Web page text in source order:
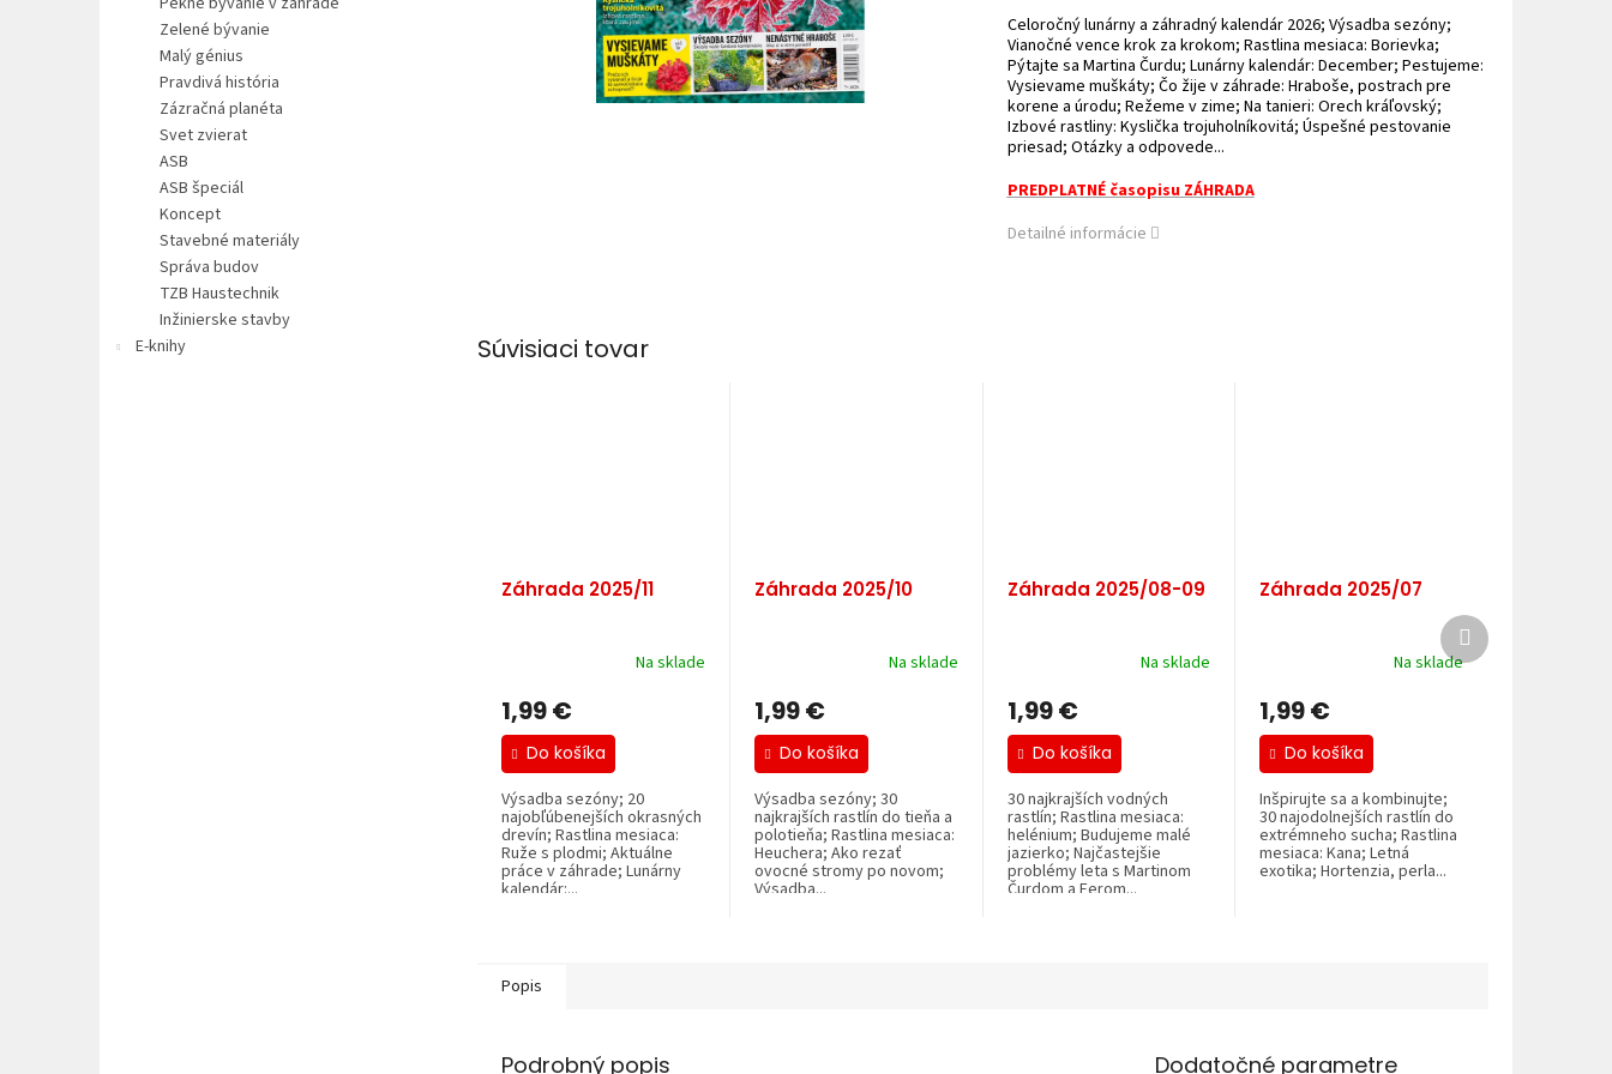
Zelené bývanie
Malý génius
Pravdivá história
Zázračná planéta
Svet zvierat
ASB
ASB špeciál
Koncept
Stavebné materiály
Správa budov
TZB Haustechnik
Inžinierske stavby
E-knihy
Celoročný lunárny a záhradný kalendár 2026; Výsadba sezóny;
Vianočné vence krok za krokom; Rastlina mesiaca: Borievka;
Pýtajte sa Martina Čurdu; Lunárny kalendár: December; Pestujeme:
Vysievame muškáty; Čo žije v záhrade: Hraboše, postrach pre
korene a úrodu; Režeme v zime; Na tanieri: Orech kráľovský;
Izbové rastliny: Kyslička trojuholníkovitá; Úspešné pestovanie
priesad; Otázky a odpovede...
PREDPLATNÉ časopisu ZÁHRADA
Detailné informácie
Súvisiaci tovar
Záhrada 2025/11
Na sklade
1,99 €
Do košíka
Výsadba sezóny; 20
najobľúbenejších okrasných
drevín; Rastlina mesiaca:
Ruže s plodmi; Aktuálne
práce v záhrade; Lunárny
kalendár:...
Záhrada 2025/10
Na sklade
1,99 €
Do košíka
Výsadba sezóny; 30
najkrajších rastlín do tieňa a
polotieňa; Rastlina mesiaca:
Heuchera; Ako rezať
ovocné stromy po novom;
Výsadba...
Záhrada 2025/08-09
Na sklade
1,99 €
Do košíka
30 najkrajších vodných
rastlín; Rastlina mesiaca:
helénium; Budujeme malé
jazierko; Najčastejšie
problémy leta s Martinom
Čurdom a Ferom...
Záhrada 2025/07
Na sklade
1,99 €
Do košíka
Inšpirujte sa a kombinujte;
30 najodolnejších rastlín do
extrémneho sucha; Rastlina
mesiaca: Kana; Letná
exotika; Hortenzia, perla...
Ďalší
produkt
Popis
Podrobný popis Dodatočné parametre